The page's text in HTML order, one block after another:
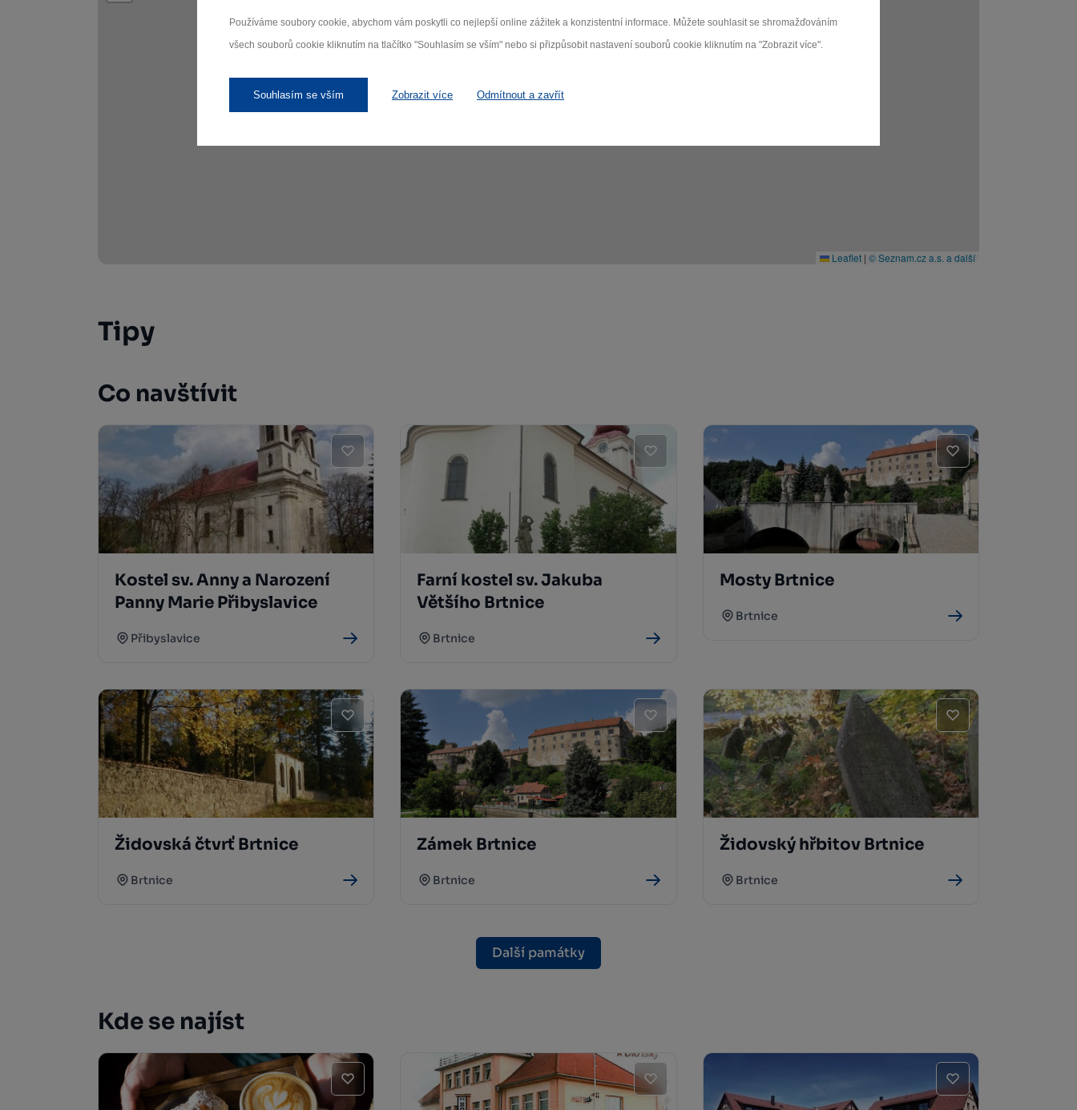
Používáme soubory cookie, abychom vám poskytli co nejlepší online zážitek a konzistentní informace. Můžete souhlasit se shromažďováním
všech souborů cookie kliknutím na tlačítko "Souhlasím se vším" nebo si přizpůsobit nastavení souborů cookie kliknutím na "Zobrazit více".
Souhlasím se vším Zobrazit více Odmítnout a zavřít
Leaflet | © Seznam.cz a.s. a další
Tipy
Co navštívit
Kostel sv. Anny a Narození
Panny Marie Přibyslavice
Přibyslavice
Farní kostel sv. Jakuba
Většího Brtnice
Brtnice
Mosty Brtnice
Brtnice
Židovská čtvrť Brtnice
Brtnice
Zámek Brtnice
Brtnice
Židovský hřbitov Brtnice
Brtnice
Další památky
Kde se najíst